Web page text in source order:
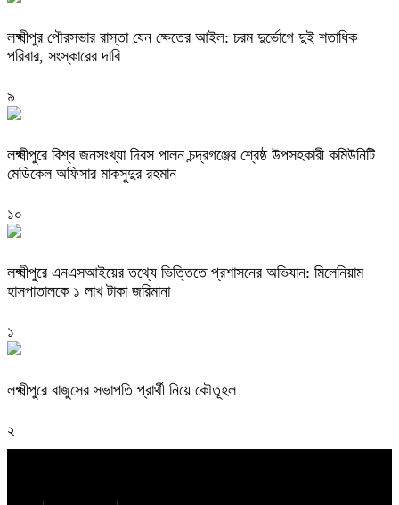
লক্ষ্মীপুর পৌরসভার রাস্তা যেন ক্ষেতের আইল: চরম দুর্ভোগে দুই শতাধিক
পরিবার, সংস্কারের দাবি
৯
লক্ষ্মীপুরে বিশ্ব জনসংখ্যা দিবস পালন চন্দ্রগঞ্জের শ্রেষ্ঠ উপসহকারী কমিউনিটি
মেডিকেল অফিসার মাকসুদুর রহমান
১০
লক্ষ্মীপুরে এনএসআইয়ের তথ্যে ভিত্তিতে প্রশাসনের অভিযান: মিলেনিয়াম
হাসপাতালকে ১ লাখ টাকা জরিমানা
১
লক্ষ্মীপুরে বাজুসের সভাপতি প্রার্থী নিয়ে কৌতূহল
২